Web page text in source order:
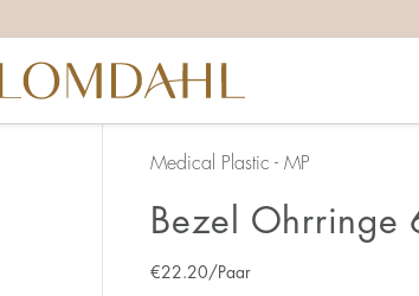
Medical Plastic - MP
Bezel Ohrringe
€22.20/Paar